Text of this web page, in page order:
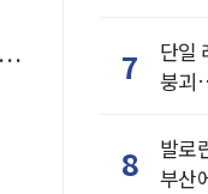
7
단일
붕괴
8
발로
부산